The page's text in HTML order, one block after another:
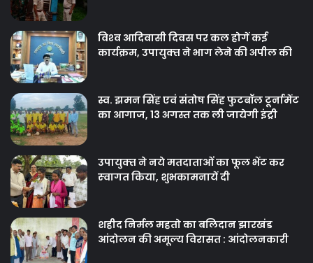
विश्‍व आदिवासी दिवस पर कल होगें कई
कार्यक्रम, उपायुक्‍त ने भाग लेने की अपील की
स्व. झमन सिंह एवं संतोष सिंह फुटबॉल टूर्नामेंट
का आगाज, 13 अगस्त तक ली जायेगी इंट्री
उपायुक्‍त ने नये मतदाताओंं का फूल भेंट कर
स्‍वागत किया, शुभकामनायें दी
शहीद निर्मल महतो का बलिदान झारखंड
आंदोलन की अमूल्य विरासत : आंदोलनकारी